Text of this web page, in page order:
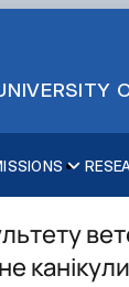
Support
Kyiv
Farms
Office